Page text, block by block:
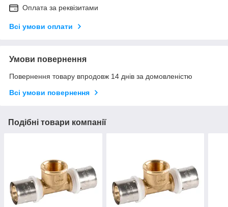
Оплата за реквізитами
Всі умови оплати
Умови повернення
Повернення товару впродовж 14 днів за домовленістю
Всі умови повернення
Подібні товари компанії